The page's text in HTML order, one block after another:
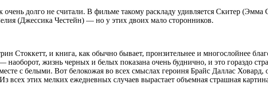
долго не считали. В фильме такому раскладу удивляется Скитер (Эмма
(Джессика Честейн) — но у этих двоих мало сторонников.
Стоккетт, и книга, как обычно бывает, пронзительнее и многослойнее
жизнь черных и белых показана очень буднично, и это гораздо
с белыми. Вот белокожая во всех смыслах героиня Брайс Даллас Ховард,
этих мелких ежедневных случаев вырастает объемная страшная